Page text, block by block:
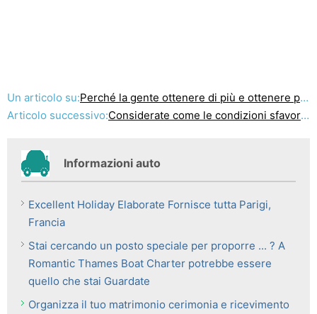
Un articolo su:Perché la gente ottenere di più e ottenere più risultati, frequentando seminari
Articolo successivo:Considerate come le condizioni sfavorevoli, con una benedizione
Informazioni auto
Excellent Holiday Elaborate Fornisce tutta Parigi,
Francia
Stai cercando un posto speciale per proporre ... ? A
Romantic Thames Boat Charter potrebbe essere
quello che stai Guardate
Organizza il tuo matrimonio cerimonia e ricevimento